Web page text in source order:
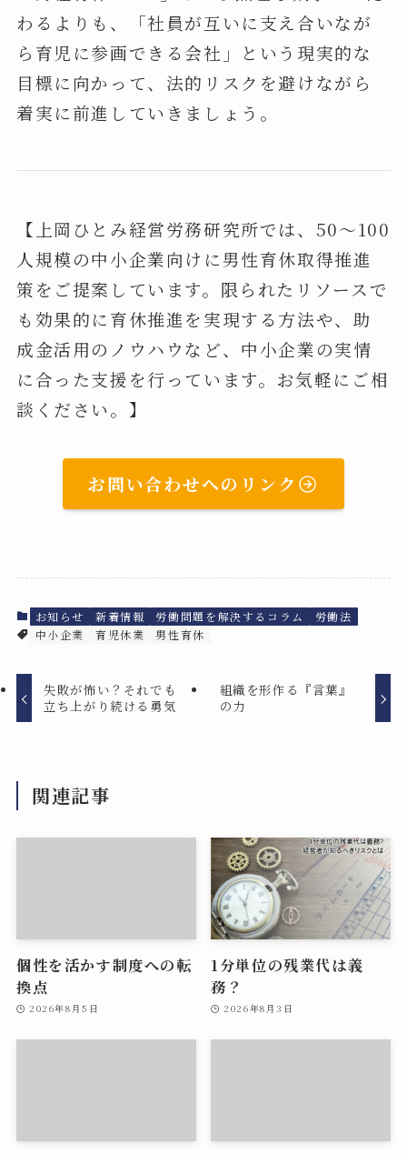
わるよりも、「社員が互いに支え合いなが
ら育児に参画できる会社」という現実的な
目標に向かって、法的リスクを避けながら
着実に前進していきましょう。
【上岡ひとみ経営労務研究所では、50～100
人規模の中小企業向けに男性育休取得推進
策をご提案しています。限られたリソースで
も効果的に育休推進を実現する方法や、助
成金活用のノウハウなど、中小企業の実情
に合った支援を行っています。お気軽にご相
談ください。】
お問い合わせへのリンク
お知らせ 新着情報 労働問題を解決するコラム
労働法
中小企業
育児休業 男性育休
失敗が怖い？それでも
立ち上がり続ける勇気
組織を形作る『言葉』
の力
関連記事
個性を活かす制度への転
換点
2026年8月5日
1分単位の残業代は義
務？
2026年8月3日